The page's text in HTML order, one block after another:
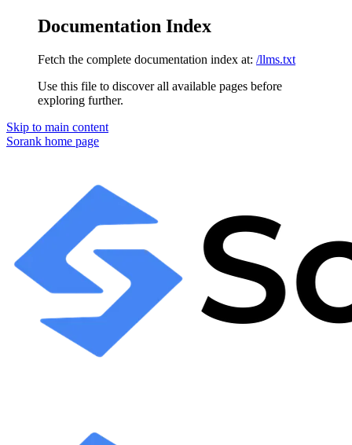
Documentation Index
Fetch the complete documentation index at: /llms.txt
Use this file to discover all available pages before
exploring further.
Skip to main content
Sorank home page